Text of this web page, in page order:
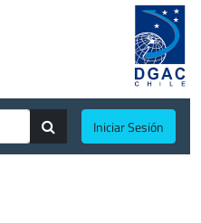
Iniciar Sesión